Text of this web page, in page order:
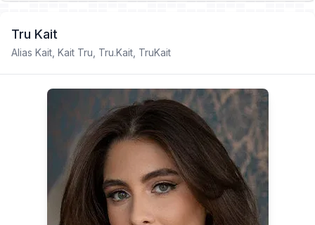
Tru Kait
Alias Kait, Kait Tru, Tru.Kait, TruKait